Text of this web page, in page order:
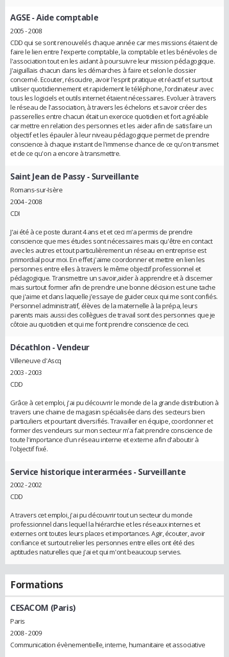
AGSE- Aide comptable
2005 - 2008
CDD qui se sont renouvelés chaque année car mes missions étaient de
faire le lien entre l'experte comptable, la comptable et les bénévoles de
l'association tout en les aidant à poursuivre leur mission pédagogique.
J'aiguillais chacun dans les démarches à faire et selon le dossier
concerné. Ecouter, résoudre, avoir l'esprit pratique et réactif et surtout
utiliser quotidiennement et rapidement le téléphone, l'ordinateur avec
tous les logiciels et outils internet étaient nécessaires. Evoluer à travers
le réseau de l'association, à travers les échelons et savoir créer des
passerelles entre chacun était un exercice quotidien et fort agréable
car mettre en relation des personnes et les aider afin de satisfaire un
objectif et les épauler à leur niveau pédagogique permet de prendre
conscience à chaque instant de l'immense chance de ce qu'on transmet
et de ce qu'on a encore à transmettre.
Saint Jean de Passy- Surveillante
Romans-sur-Isère
2004 - 2008
CDI
J'ai été à ce poste durant 4 ans et et ceci m'a permis de prendre
conscience que mes études sont nécessaires mais qu'être en contact
avec les autres et tout particulièrement un réseau en entreprise est
primordial pour moi. En effet j'aime coordonner et mettre en lien les
personnes entre elles à travers le même objectif professionnel et
pédagogique. Transmettre un savoir,aider à apprendre et à discerner
mais surtout former afin de prendre une bonne décision est une tache
que j'aime et dans laquelle j'essaye de guider ceux qui me sont confiés.
Personnel administratif, élèves de la maternelle à la prépa, leurs
parents mais aussi des collègues de travail sont des personnes que je
côtoie au quotidien et qui me font prendre conscience de ceci.
Décathlon - Vendeur
Villeneuve d'Ascq
2003 - 2003
CDD
Grâce à cet emploi, j'ai pu découvrir le monde de la grande distribution à
travers une chaine de magasin spécialisée dans des secteurs bien
particuliers et pourtant diversifiés. Travailler en équipe, coordonner et
former des vendeurs sur mon secteur m'a fait prendre conscience de
toute l'importance d'un réseau interne et externe afin d'aboutir à
l'objectif fixé.
Service historique interarmées- Surveillante
2002 - 2002
CDD
A travers cet emploi, j'ai pu découvrir tout un secteur du monde
professionnel dans lequel la hiérarchie et les réseaux internes et
externes ont toutes leurs places et importances. Agir, écouter, avoir
confiance et surtout relier les personnes entre elles ont été des
aptitudes naturelles que j'ai et qui m'ont beaucoup servies.
Formations
CESACOM (Paris)
Paris
2008 - 2009
Communication évènementielle, interne, humanitaire et associative